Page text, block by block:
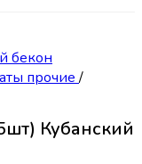
бекон
прочие/
Кубанский